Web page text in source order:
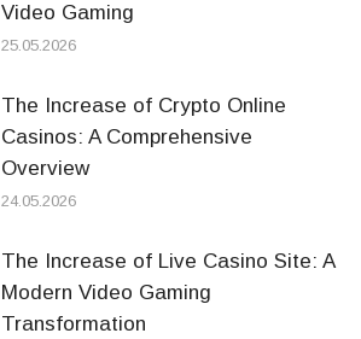
Video Gaming
25.05.2026
The Increase of Crypto Online
Casinos: A Comprehensive
Overview
24.05.2026
The Increase of Live Casino Site: A
Modern Video Gaming
Transformation